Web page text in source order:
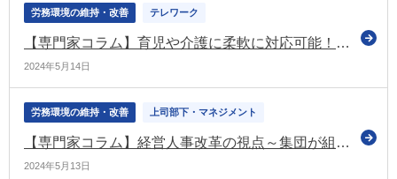
労務環境の維持・改善 テレワーク
【専門家コラム】育児や介護に柔軟に対応可能！テレワークを活用した新しい働き方「遠隔地勤務制度」とは
2024年5月14日
労務環境の維持・改善 上司部下・マネジメント
【専門家コラム】経営人事改革の視点～集団が組織として機能するために必要なこと
2024年5月13日